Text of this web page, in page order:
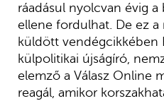
ráadásul nyolcvan évig
ellene fordulhat. De ez a
küldött vendégcikkében
külpolitikai újságíró,
elemző a Válasz Online
reagál, amikor